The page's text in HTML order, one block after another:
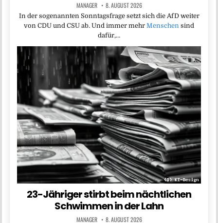
MANAGER 8. AUGUST 2026
In der sogenannten Sonntagsfrage setzt sich die AfD weiter
von CDU und CSU ab. Und immer mehr Menschen sind
dafür,…
23-Jähriger stirbt beim nächtlichen
Schwimmen in der Lahn
MANAGER 8. AUGUST 2026